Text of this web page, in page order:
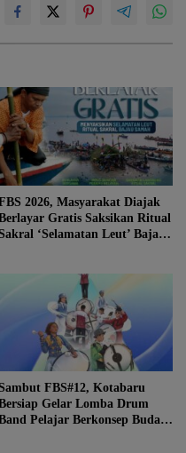
2026, Masyarakat Diajak
Gratis Saksikan Ritual
‘Selamatan Leut’ Bajau
FBS#12, Kotabaru
Gelar Lomba Drum
Pelajar Berkonsep Budaya